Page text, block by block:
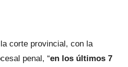
corte provincial, con la
penal, “en los últimos 7